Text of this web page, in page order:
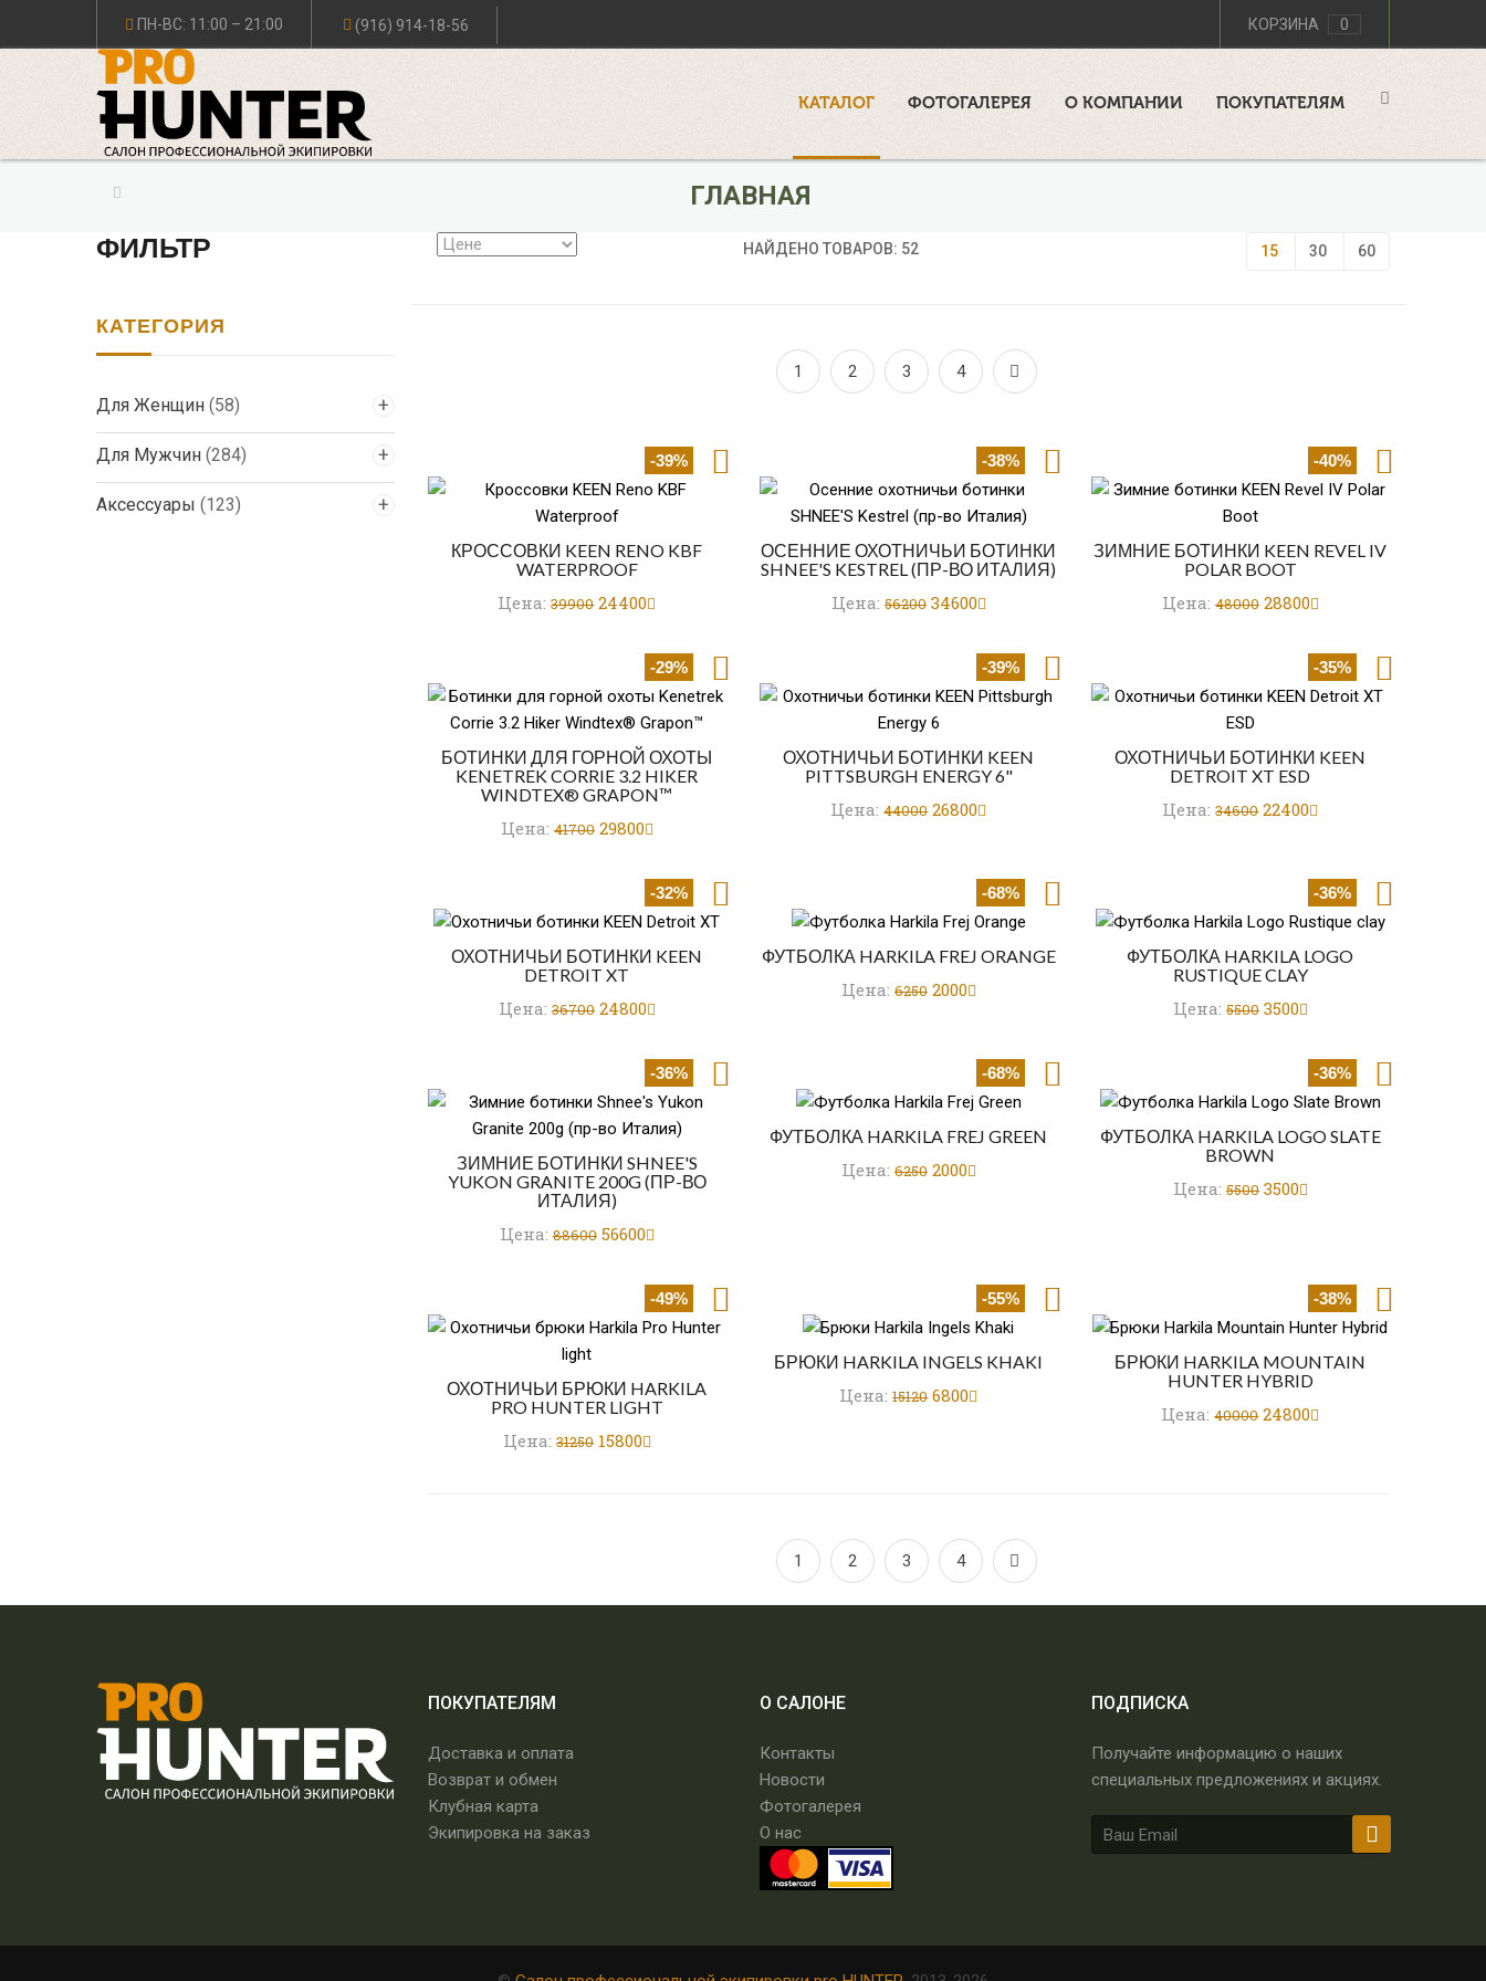
ПН-ВС: 11:00 – 21:00 (916) 914-18-56 КОРЗИНА 0
КАТАЛОГ ФОТОГАЛЕРЕЯ О КОМПАНИИ ПОКУПАТЕЛЯМ
ГЛАВНАЯ
ФИЛЬТР
КАТЕГОРИЯ
Для Женщин (58)
Для Мужчин (284)
Аксессуары (123)
НАЙДЕНО ТОВАРОВ: 52 15 30 60
1 2 3 4
-39%
КРОССОВКИ KEEN RENO KBF
WATERPROOF
Цена:3990024400
-38%
ОСЕННИЕ ОХОТНИЧЬИ БОТИНКИ
SHNEE'S KESTREL (ПР-ВО ИТАЛИЯ)
Цена: 5620034600
-40%
ЗИМНИЕ БОТИНКИ KEEN REVEL IV
POLAR BOOT
Цена: 4800028800
-29%
БОТИНКИ ДЛЯ ГОРНОЙ ОХОТЫ
KENETREK CORRIE 3.2 HIKER
WINDTEX® GRAPON™
Цена: 4170029800
-39%
ОХОТНИЧЬИ БОТИНКИ KEEN
PITTSBURGH ENERGY 6"
Цена:4400026800
-35%
ОХОТНИЧЬИ БОТИНКИ KEEN
DETROIT XT ESD
Цена:3460022400
-32%
ОХОТНИЧЬИ БОТИНКИ KEEN
DETROIT XT
Цена: 3670024800
-68%
ФУТБОЛКА HARKILA FREJ ORANGE
Цена: 62502000
-36%
ФУТБОЛКА HARKILA LOGO
RUSTIQUE CLAY
Цена: 55003500
-36%
ЗИМНИЕ БОТИНКИ SHNEE'S
YUKON GRANITE 200G (ПР-ВО
ИТАЛИЯ)
Цена: 8860056600
-68%
ФУТБОЛКА HARKILA FREJ GREEN
Цена: 62502000
-36%
ФУТБОЛКА HARKILA LOGO SLATE
BROWN
Цена: 55003500
-49%
ОХОТНИЧЬИ БРЮКИ HARKILA
PRO HUNTER LIGHT
Цена: 3125015800
-55%
БРЮКИ HARKILA INGELS KHAKI
Цена:151206800
-38%
БРЮКИ HARKILA MOUNTAIN
HUNTER HYBRID
Цена:4000024800
1 2 3 4
ПОКУПАТЕЛЯМ
Доставка и оплата
Возврат и обмен
Клубная карта
Экипировка на заказ
О САЛОНЕ
Контакты
Новости
Фотогалерея
О нас
ПОДПИСКА
Получайте информацию о наших
специальных предложениях и акциях.